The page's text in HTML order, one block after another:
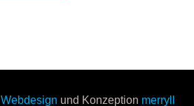
Webdesign und Konzeption merryll